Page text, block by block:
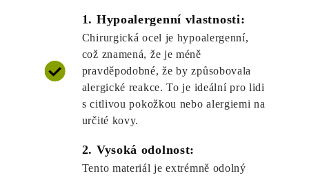
1. Hypoalergenní vlastnosti:
Chirurgická ocel je hypoalergenní,
což znamená, že je méně
pravděpodobné, že by způsobovala
alergické reakce. To je ideální pro lidi
s citlivou pokožkou nebo alergiemi na
určité kovy.
2. Vysoká odolnost:
Tento materiál je extrémně odolný